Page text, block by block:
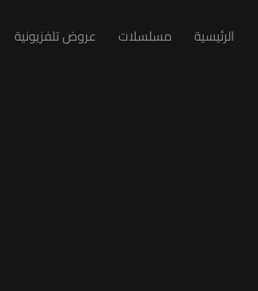
الرئيسية مسلسلات عروض تلفزيونية